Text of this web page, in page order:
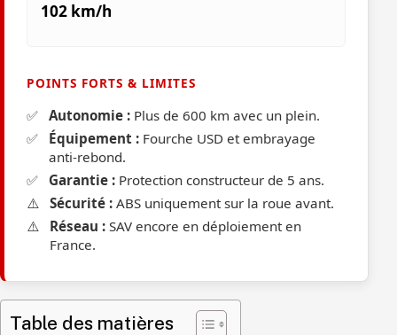
102 km/h
POINTS FORTS & LIMITES
✅ Autonomie : Plus de 600 km avec un plein.
✅
Équipement : Fourche USD et embrayage
anti-rebond.
✅
Garantie : Protection constructeur de 5 ans.
⚠️ Sécurité : ABS uniquement sur la roue avant.
⚠️
Réseau : SAV encore en déploiement en
France.
Table des matières